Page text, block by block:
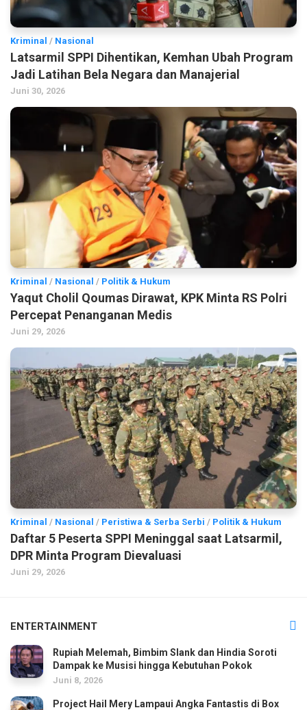
Kriminal / Nasional
Latsarmil SPPI Dihentikan, Kemhan Ubah Program
Jadi Latihan Bela Negara dan Manajerial
Juni 30, 2026
Kriminal / Nasional / Politik & Hukum
Yaqut Cholil Qoumas Dirawat, KPK Minta RS Polri
Percepat Penanganan Medis
Juni 29, 2026
Kriminal / Nasional / Peristiwa & Serba Serbi / Politik & Hukum
Daftar 5 Peserta SPPI Meninggal saat Latsarmil,
DPR Minta Program Dievaluasi
Juni 29, 2026
ENTERTAINMENT
Rupiah Melemah, Bimbim Slank dan Hindia Soroti
Dampak ke Musisi hingga Kebutuhan Pokok
Juni 8, 2026
Project Hail Mery Lampaui Angka Fantastis di Box